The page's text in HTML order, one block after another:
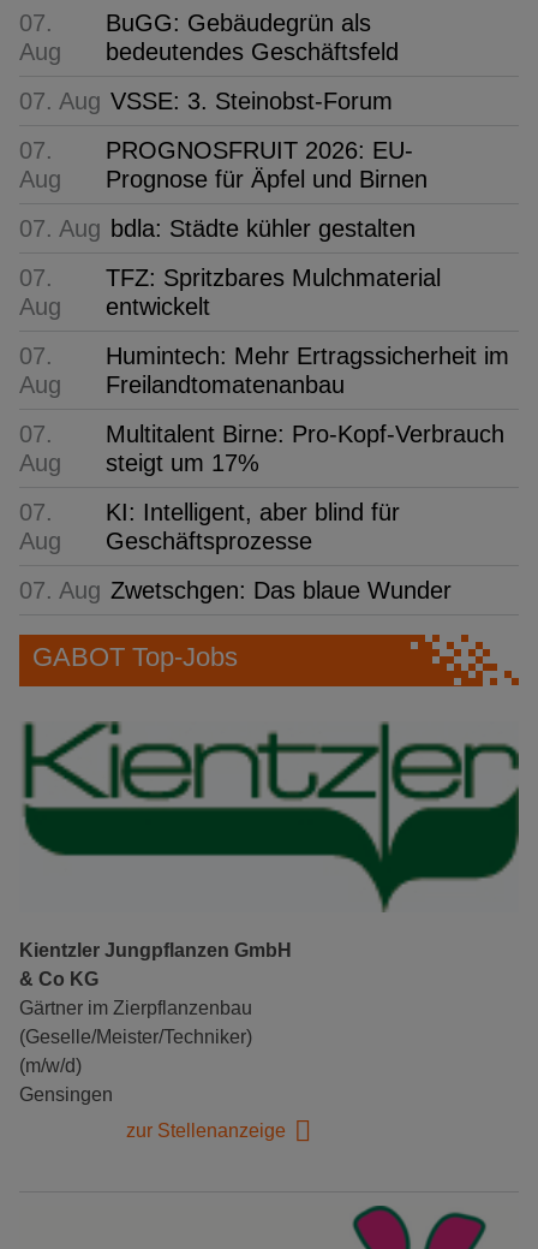
07.
Aug
BuGG: Gebäudegrün als
bedeutendes Geschäftsfeld
07. Aug VSSE: 3. Steinobst-Forum
07.
Aug
PROGNOSFRUIT 2026: EU-
Prognose für Äpfel und Birnen
07. Aug bdla: Städte kühler gestalten
07.
Aug
TFZ: Spritzbares Mulchmaterial
entwickelt
07.
Aug
Humintech: Mehr Ertragssicherheit im
Freilandtomatenanbau
07.
Aug
Multitalent Birne: Pro-Kopf-Verbrauch
steigt um 17%
07.
Aug
KI: Intelligent, aber blind für
Geschäftsprozesse
07. Aug Zwetschgen: Das blaue Wunder
GABOT Top-Jobs
Kientzler Jungpflanzen GmbH
& Co KG
Gärtner im Zierpflanzenbau
(Geselle/Meister/Techniker)
(m/w/d)
Gensingen
zur Stellenanzeige